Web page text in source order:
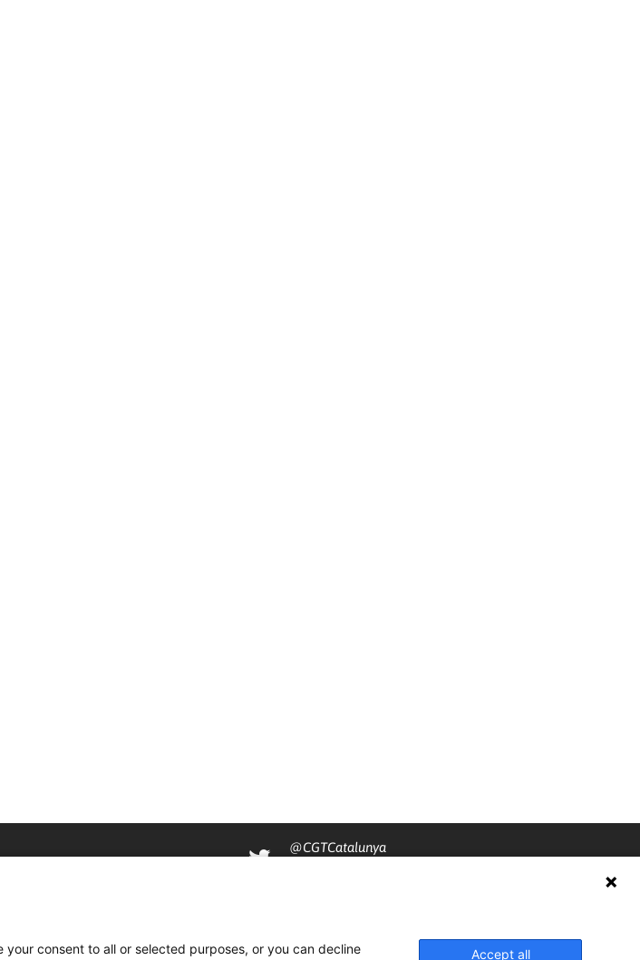
@CGTCatalunya
cgtcatalunya
consent to all or selected purposes, or you can decline
Accept all